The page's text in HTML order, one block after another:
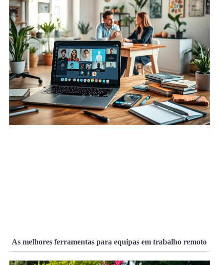
As melhores ferramentas para equipas em trabalho remoto